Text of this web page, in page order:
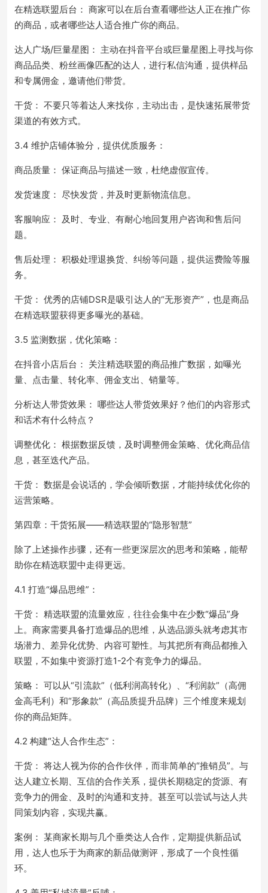
在精选联盟后台： 商家可以在后台查看哪些达人正在推广你
的商品，或者哪些达人适合推广你的商品。
达人广场/巨量星图： 主动在抖音平台或巨量星图上寻找与你
商品品类、粉丝画像匹配的达人，进行私信沟通，提供样品
和专属佣金，邀请他们带货。
干货： 不要只等着达人来找你，主动出击，是快速拓展带货
渠道的有效方式。
3.4 维护店铺体验分，提供优质服务：
商品质量： 保证商品与描述一致，杜绝虚假宣传。
发货速度： 尽快发货，并及时更新物流信息。
客服响应： 及时、专业、有耐心地回复用户咨询和售后问
题。
售后处理： 积极处理退换货、纠纷等问题，提供运费险等服
务。
干货： 优秀的店铺DSR是吸引达人的“无形资产”，也是商品
在精选联盟获得更多曝光的基础。
3.5 监测数据，优化策略：
在抖音小店后台： 关注精选联盟的商品推广数据，如曝光
量、点击量、转化率、佣金支出、销量等。
分析达人带货效果： 哪些达人带货效果好？他们的内容形式
和话术有什么特点？
调整优化： 根据数据反馈，及时调整佣金策略、优化商品信
息，甚至迭代产品。
干货： 数据是会说话的，学会倾听数据，才能持续优化你的
运营策略。
第四章：干货拓展——精选联盟的“隐形智慧”
除了上述操作步骤，还有一些更深层次的思考和策略，能帮
助你在精选联盟中走得更远。
4.1 打造“爆品思维”：
干货： 精选联盟的流量效应，往往会集中在少数“爆品”身
上。商家需要具备打造爆品的思维，从选品源头就考虑其市
场潜力、差异化优势、内容可塑性。与其把所有商品都推入
联盟，不如集中资源打造1-2个有竞争力的爆品。
策略： 可以从“引流款”（低利润高转化）、“利润款”（高佣
金高毛利）和“形象款”（高品质提升品牌）三个维度来规划
你的商品矩阵。
4.2 构建“达人合作生态”：
干货： 将达人视为你的合作伙伴，而非简单的“推销员”。与
达人建立长期、互信的合作关系，提供长期稳定的货源、有
竞争力的佣金、及时的沟通和支持。甚至可以尝试与达人共
同策划内容，实现共赢。
案例： 某商家长期与几个垂类达人合作，定期提供新品试
用，达人也乐于为商家的新品做测评，形成了一个良性循
环。